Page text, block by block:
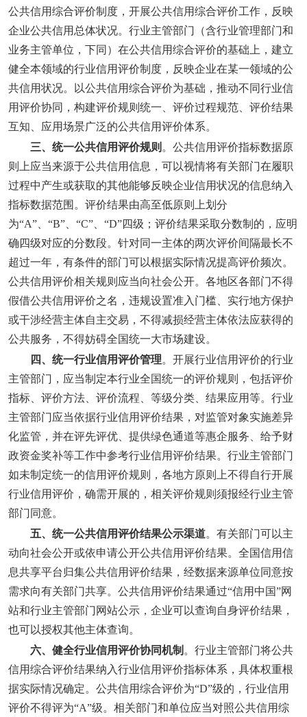
公共信用综合评价制度，开展公共信用综合评价工作，反映
企业公共信用总体状况。行业主管部门（含行业管理部门和
业务主管单位，下同）在公共信用综合评价的基础上，建立
健全本领域的行业信用评价制度，反映企业在某一领域的公
共信用状况。以公共信用综合评价为基础，推动不同行业信
用评价协同，构建评价规则统一、评价过程规范、评价结果
互知、应用场景广泛的公共信用评价体系。
三、统一公共信用评价规则 。公共信用评价指标数据原
则上应当来源于公共信用信息，可以视情将有关部门在履职
过程中产生或获取的其他能够反映企业信用状况的信息纳入
指标数据范围。评价结果由高至低原则上划分
为“A”、“B”、“C”、“D”四级；评价结果采取分数制的，应明
确四级对应的分数段。针对同一主体的两次评价间隔最长不
超过一年，有条件的部门可以根据实际情况提高评价频次。
公共信用评价相关规则应当向社会公开。各地区各部门不得
假借公共信用评价之名，违规设置准入门槛、实行地方保护
或干涉经营主体自主交易，不得减损经营主体依法应获得的
公共服务，不得妨碍全国统一大市场建设。
四、统一行业信用评价管理。开展行业信用评价的行业
主管部门，应当制定本行业全国统一的评价规则，包括评价
指标、评价方法、评价流程、等级分类、结果应用等。行业
主管部门应当依据行业信用评价结果，对监管对象实施差异
化监管，并在评先评优、提供绿色通道等惠企服务、给予财
政资金奖补等工作中参考行业信用评价结果。行业主管部门
如未制定统一的信用评价规则，各地方原则上不得自行开展
行业信用评价，确需开展的，相关评价规则须报经行业主管
部门同意。
五、统一公共信用评价结果公示渠道。有关部门可以主
动向社会公开或依申请公开公共信用评价结果。全国信用信
息共享平台归集公共信用评价结果，经数据来源单位同意按
需求向有关部门共享。公共信用评价结果通过“信用中国”网
站和行业主管部门网站公示，企业可以查询自身评价结果，
也可以授权其他主体查询。
六、健全行业信用评价协同机制 。行业主管部门将公共
信用综合评价结果纳入行业信用评价指标体系，具体权重根
据实际情况确定。公共信用综合评价为“D”级的，行业信用
评价不得评为“A”级。相关部门和单位应当对照公共信用综